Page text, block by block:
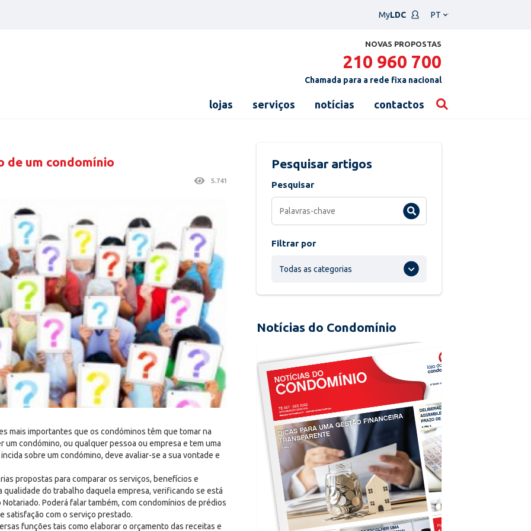
MyLDC
um
NOVAS PROPOSTAS
210 960 700
Chamada para a rede fixa nacional
lojas serviços notícias contactos
de um condomínio
5.741
mais importantes que os condóminos têm que tomar na
condómino, ou qualquer pessoa ou empresa e tem uma
sobre um condómino, deve avaliar-se a sua vontade e
propostas para comparar os serviços, benefícios e
do trabalho daquela empresa, verificando se está
Poderá falar também, com condomínios de prédios
satisfação com o serviço prestado.
funções tais como elaborar o orçamento das receitas e
Pesquisar artigos
Pesquisar
Filtrar por
Todas as categorias
Notícias do Condomínio